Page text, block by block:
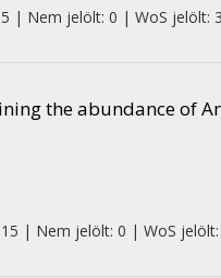
| Nem jelölt: 0 | WoS jelölt:
the abundance of
| Nem jelölt: 0 | WoS